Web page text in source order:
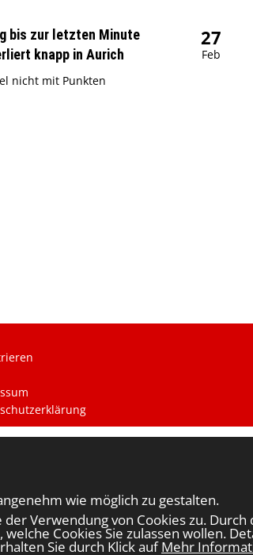
bis zur letzten Minute
knapp in Aurich
nicht mit Punkten
27
Feb